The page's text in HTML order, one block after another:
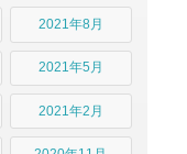
2021年8月
2021年5月
2021年2月